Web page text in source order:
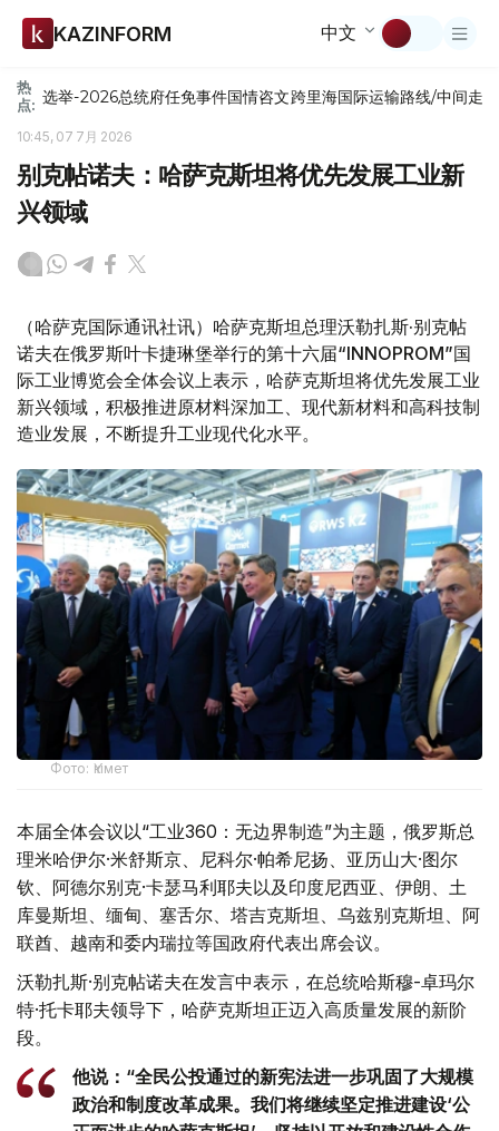
KAZINFORM 中文
热
点: 选举-2026总统府任免事件国情咨文跨里海国际运输路线/中间走廊
10:45, 07 7月 2026
别克帖诺夫：哈萨克斯坦将优先发展工业新
兴领域
（哈萨克国际通讯社讯）哈萨克斯坦总理沃勒扎斯·别克帖
诺夫在俄罗斯叶卡捷琳堡举行的第十六届“INNOPROM”国
际工业博览会全体会议上表示，哈萨克斯坦将优先发展工业
新兴领域，积极推进原材料深加工、现代新材料和高科技制
造业发展，不断提升工业现代化水平。
Фото: Үкімет
本届全体会议以“工业360：无边界制造”为主题，俄罗斯总
理米哈伊尔·米舒斯京、尼科尔·帕希尼扬、亚历山大·图尔
钦、阿德尔别克·卡瑟马利耶夫以及印度尼西亚、伊朗、土
库曼斯坦、缅甸、塞舌尔、塔吉克斯坦、乌兹别克斯坦、阿
联酋、越南和委内瑞拉等国政府代表出席会议。
沃勒扎斯·别克帖诺夫在发言中表示，在总统哈斯穆-卓玛尔
特·托卡耶夫领导下，哈萨克斯坦正迈入高质量发展的新阶
段。
他说：“全民公投通过的新宪法进一步巩固了大规模
政治和制度改革成果。我们将继续坚定推进建设‘公